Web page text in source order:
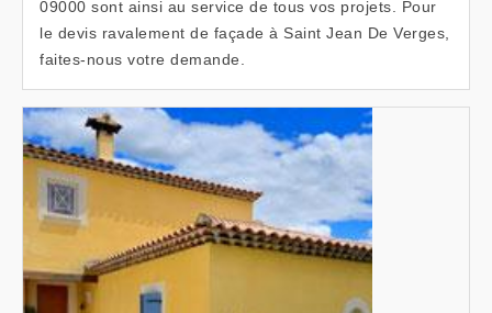
09000 sont ainsi au service de tous vos projets. Pour
le devis ravalement de façade à Saint Jean De Verges,
faites-nous votre demande.